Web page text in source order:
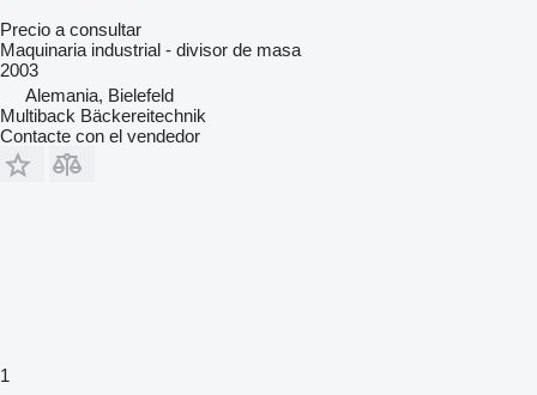
Precio a consultar
Maquinaria industrial - divisor de masa
2003
Alemania, Bielefeld
Multiback Bäckereitechnik
Contacte con el vendedor
1